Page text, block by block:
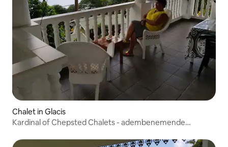
Chalet in Glacis
Kardinal of Chepsted Chalets - adembenemende